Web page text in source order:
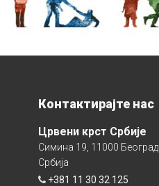
Контактирајте нас
Црвени крст Србије
Симина 19, 11000 Београд
Србија
+381 11 30 32 125